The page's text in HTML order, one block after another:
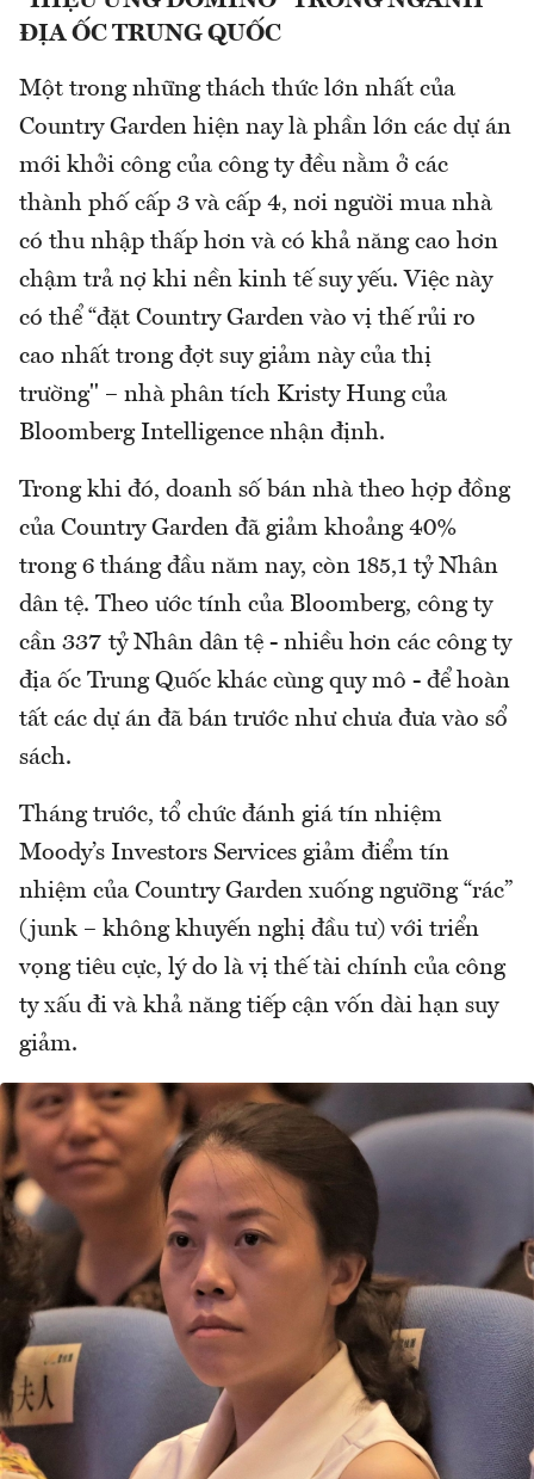
ĐỊA ỐC TRUNG QUỐC
Một trong những thách thức lớn nhất của
Country Garden hiện nay là phần lớn các dự án
mới khởi công của công ty đều nằm ở các
thành phố cấp 3 và cấp 4, nơi người mua nhà
có thu nhập thấp hơn và có khả năng cao hơn
chậm trả nợ khi nền kinh tế suy yếu. Việc này
có thể “đặt Country Garden vào vị thế rủi ro
cao nhất trong đợt suy giảm này của thị
trường" – nhà phân tích Kristy Hung của
Bloomberg Intelligence nhận định.
Trong khi đó, doanh số bán nhà theo hợp đồng
của Country Garden đã giảm khoảng 40%
trong 6 tháng đầu năm nay, còn 185,1 tỷ Nhân
dân tệ. Theo ước tính của Bloomberg, công ty
cần 337 tỷ Nhân dân tệ - nhiều hơn các công ty
địa ốc Trung Quốc khác cùng quy mô - để hoàn
tất các dự án đã bán trước như chưa đưa vào sổ
sách.
Tháng trước, tổ chức đánh giá tín nhiệm
Moody’s Investors Services giảm điểm tín
nhiệm của Country Garden xuống ngưỡng “rác”
(junk – không khuyến nghị đầu tư) với triển
vọng tiêu cực, lý do là vị thế tài chính của công
ty xấu đi và khả năng tiếp cận vốn dài hạn suy
giảm.